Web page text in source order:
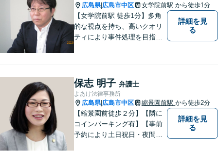
広島県| 広島市中区 女学院前駅 から徒歩1分
【女学院前駅 徒歩1分】多角
的な視点を持ち、高いクオリ
ティにより事件処理を目指し
詳細を見
る
保志 明子 弁護士
よあけ法律事務所
広島県| 広島市中区 縮景園前駅 から徒歩2分
【縮景園前徒歩２分】【隣に
コインパーキング有】【事前
予約により土日祝日・夜間の
詳細を見
る